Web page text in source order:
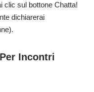
clic sul bottone Chatta!
dichiarerai
Incontri